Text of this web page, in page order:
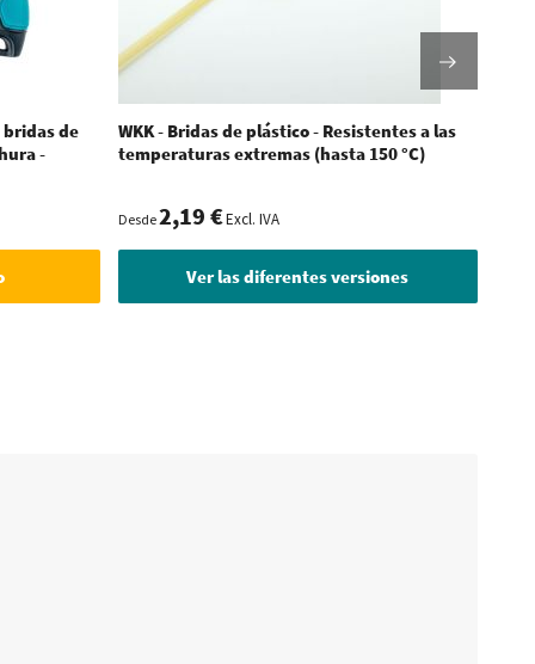
bridas de
-
WKK - Bridas de plástico - Resistentes a las
temperaturas extremas (hasta 150 °C)
Desde2,19 €Excl. IVA
Ver las diferentes versiones